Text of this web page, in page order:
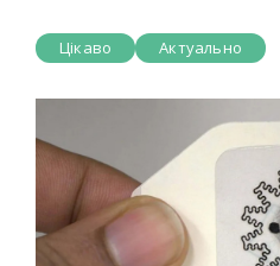
Цікаво Актуально